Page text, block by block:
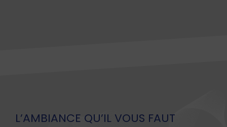
L’AMBIANCE QU’IL VOUS FAUT